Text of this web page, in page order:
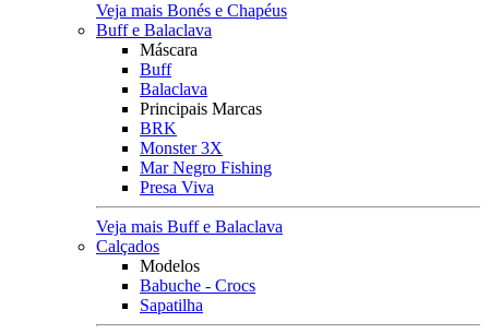
Veja mais Bonés e Chapéus
Buff e Balaclava
Máscara
Buff
Balaclava
Principais Marcas
BRK
Monster 3X
Mar Negro Fishing
Presa Viva
Veja mais Buff e Balaclava
Calçados
Modelos
Babuche - Crocs
Sapatilha